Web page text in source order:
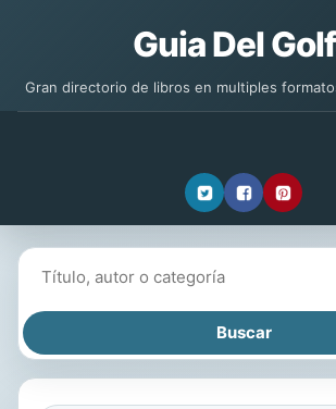
Guia Del
Gran directorio de libros en multiples